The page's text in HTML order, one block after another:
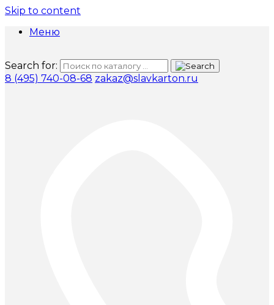
Skip to content
Меню
Search for:
8 (495) 740-08-68 zakaz@slavkarton.ru